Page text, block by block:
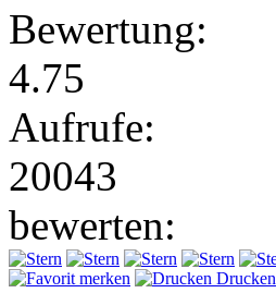
Bewertung:
4.75
Aufrufe:
20043
bewerten:
merken Drucken